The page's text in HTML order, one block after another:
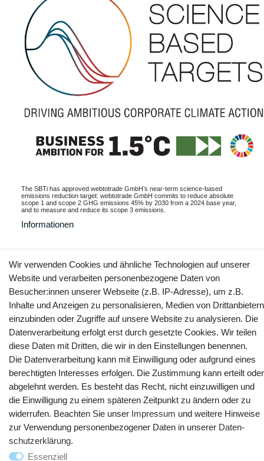
The SBTi has approved webtotrade GmbH’s near-term science-based
emissions reduction target: webtotrade GmbH commits to reduce absolute
scope 1 and scope 2 GHG emissions 45% by 2030 from a 2024 base year,
and to measure and reduce its scope 3 emissions.
Informationen
Vertrag widerrufen Kontakt
YouTube Facebook Instagram
© Copyright 2025 webtotrade GmbH. Alle Rechte vorbehalten.
Wir verwenden Cookies und ähnliche Technologien auf unserer
Website und verarbeiten personenbezogene Daten von
Besucher:innen unserer Webseite (z.B. IP-Adresse), um z.B.
Inhalte und Anzeigen zu personalisieren, Medien von Drittanbietern
einzubinden oder Zugriffe auf unsere Website zu analysieren. Die
Datenverarbeitung erfolgt erst durch gesetzte Cookies. Wir teilen
diese Daten mit Dritten, die wir in den Einstellungen benennen.
Die Datenverarbeitung kann mit Einwilligung oder aufgrund eines
berechtigten Interesses erfolgen. Die Zustimmung kann erteilt oder
abgelehnt werden. Es besteht das Recht, nicht einzuwilligen und
die Einwilligung zu einem späteren Zeitpunkt zu ändern oder zu
widerrufen. Beachten Sie unser Impressum und weitere Hinweise
zur Verwendung personenbezogener Daten in unserer Daten­
schutz­erklärung.
Essenziell